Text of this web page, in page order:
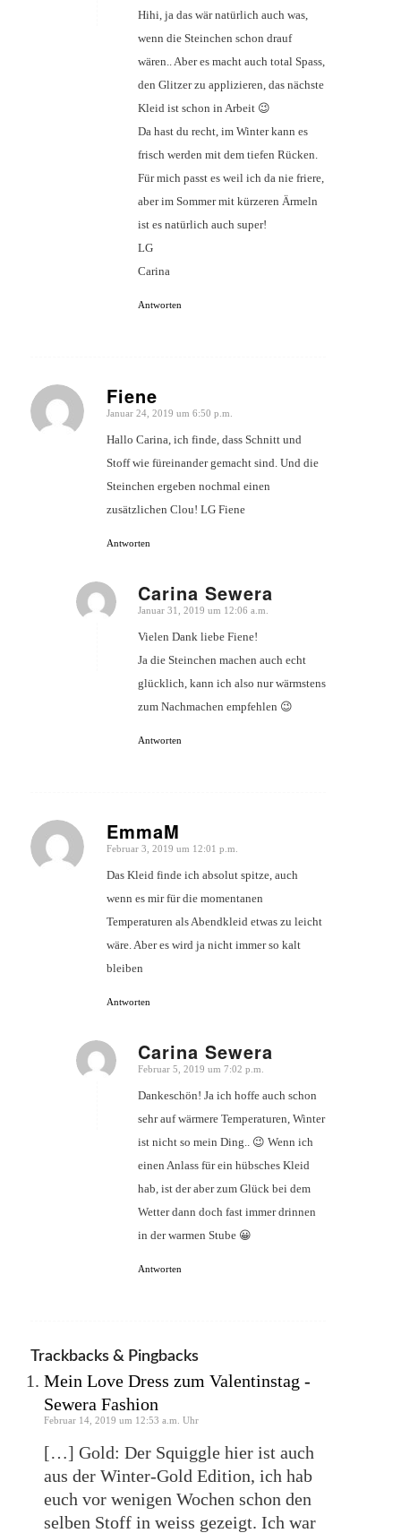
Hihi, ja das wär natürlich auch was,
wenn die Steinchen schon drauf
wären.. Aber es macht auch total Spass,
den Glitzer zu applizieren, das nächste
Kleid ist schon in Arbeit 😉
Da hast du recht, im Winter kann es
frisch werden mit dem tiefen Rücken.
Für mich passt es weil ich da nie friere,
aber im Sommer mit kürzeren Ärmeln
ist es natürlich auch super!
LG
Carina
Antworten
Fiene
sagte:
Januar 24, 2019 um 6:50 p.m.
Hallo Carina, ich finde, dass Schnitt und
Stoff wie füreinander gemacht sind. Und die
Steinchen ergeben nochmal einen
zusätzlichen Clou! LG Fiene
Antworten
Carina Sewera
sagte:
Januar 31, 2019 um 12:06 a.m.
Vielen Dank liebe Fiene!
Ja die Steinchen machen auch echt
glücklich, kann ich also nur wärmstens
zum Nachmachen empfehlen 😉
Antworten
EmmaM
sagte:
Februar 3, 2019 um 12:01 p.m.
Das Kleid finde ich absolut spitze, auch
wenn es mir für die momentanen
Temperaturen als Abendkleid etwas zu leicht
wäre. Aber es wird ja nicht immer so kalt
bleiben
Antworten
Carina Sewera
sagte:
Februar 5, 2019 um 7:02 p.m.
Dankeschön! Ja ich hoffe auch schon
sehr auf wärmere Temperaturen, Winter
ist nicht so mein Ding.. 😉 Wenn ich
einen Anlass für ein hübsches Kleid
hab, ist der aber zum Glück bei dem
Wetter dann doch fast immer drinnen
in der warmen Stube 😀
Antworten
Trackbacks & Pingbacks
Mein Love Dress zum Valentinstag -
Sewera Fashion
Februar 14, 2019 um 12:53 a.m. Uhr
[…] Gold: Der Squiggle hier ist auch
aus der Winter-Gold Edition, ich hab
euch vor wenigen Wochen schon den
selben Stoff in weiss gezeigt. Ich war